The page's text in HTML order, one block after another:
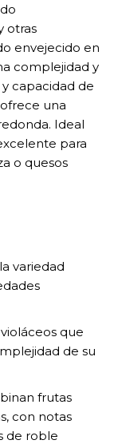
otras
envejecido en
complejidad y
capacidad de
una
Ideal
para
o quesos
variedad
que
de su
frutas
con notas
de roble